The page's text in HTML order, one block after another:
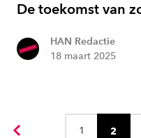
De toekomst van
HAN Redactie
18 maart 2025
1 2